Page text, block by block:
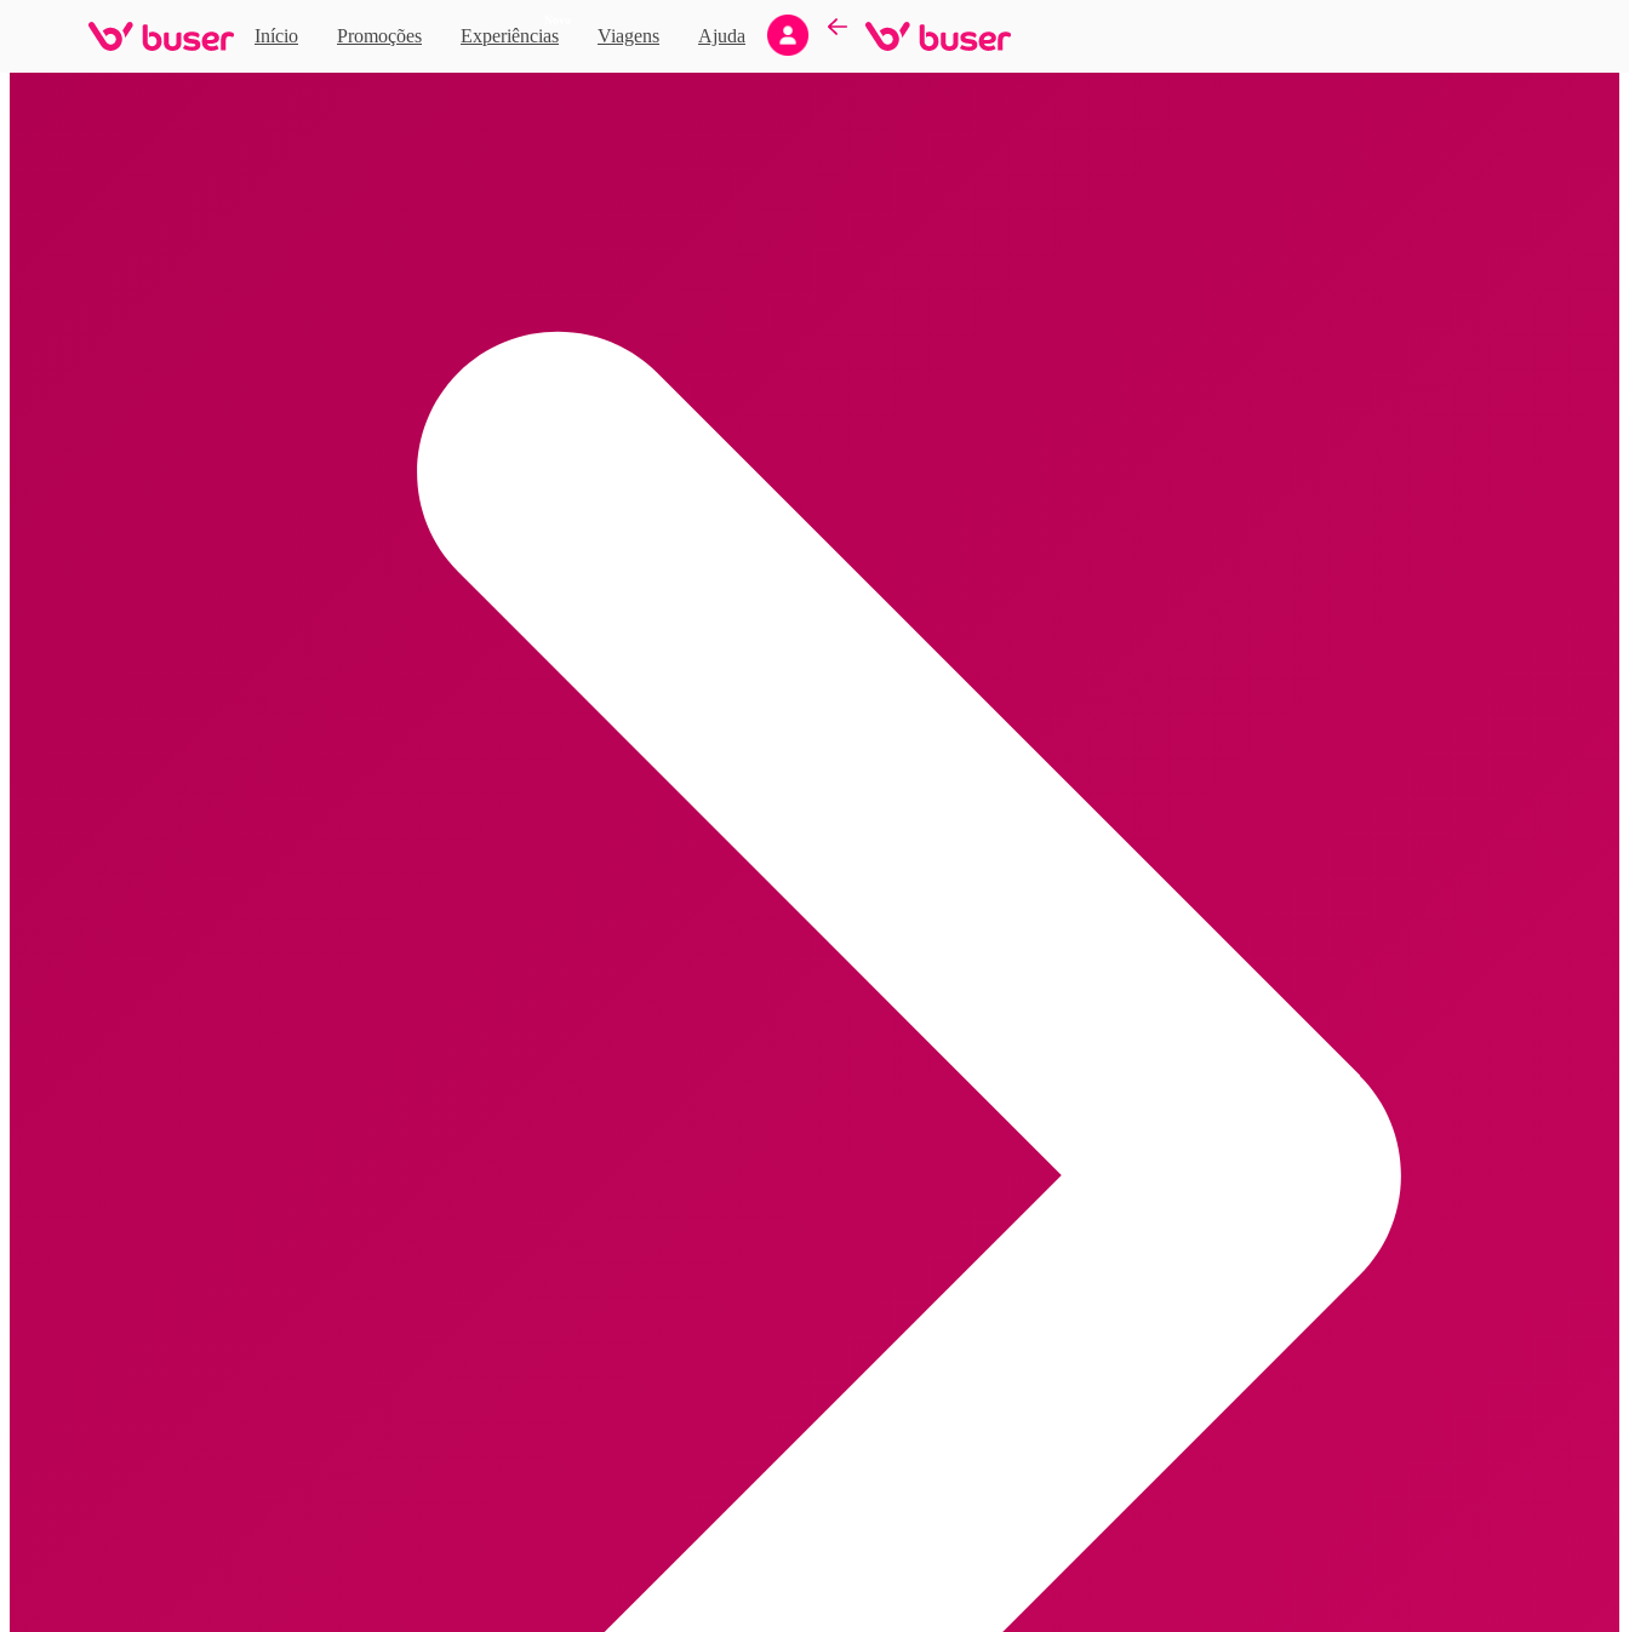
Início Promoções Experiências Viagens Ajuda
Home